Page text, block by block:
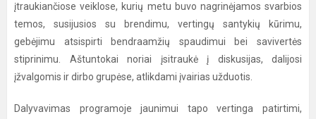
įtraukiančiose veiklose, kurių metu buvo nagrinėjamos svarbios
temos, susijusios su brendimu, vertingų santykių kūrimu,
gebėjimu atsispirti bendraamžių spaudimui bei savivertės
stiprinimu. Aštuntokai noriai įsitraukė į diskusijas, dalijosi
įžvalgomis ir dirbo grupėse, atlikdami įvairias užduotis.
Dalyvavimas programoje jaunimui tapo vertinga patirtimi,